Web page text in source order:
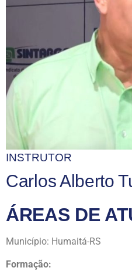
INSTRUTOR
Carlos Alberto
ÁREAS DE
Município: Humaitá-RS
Formação: